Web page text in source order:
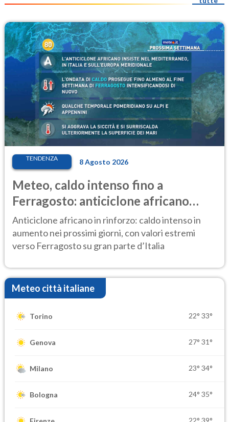
TENDENZA 8 Agosto 2026
Meteo, caldo intenso fino a
Ferragosto: anticiclone africano
ancora protagonista
Anticiclone africano in rinforzo: caldo intenso in
aumento nei prossimi giorni, con valori estremi
verso Ferragosto su gran parte d’Italia
Meteo città italiane
Torino 22° 33°
Genova 27° 31°
Milano 23° 34°
Bologna 24° 35°